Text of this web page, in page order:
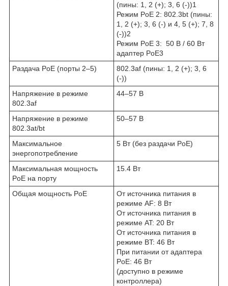
(пины: 1, 2 (+); 3, 6 (-))1
Режим PoE 2: 802.3bt (пины:
1, 2 (+); 3, 6 (-) и 4, 5 (+); 7, 8
(-))2
Режим PoE 3: 50 В / 60 Вт
адаптер PoE3
Раздача PoE (порты 2–5)
802.3af (пины: 1, 2 (+); 3, 6
(-))
Напряжение в режиме
802.3af
44–57 В
Напряжение в режиме
802.3at/bt
50–57 В
Максимальное
энергопотребление
5 Вт (без раздачи PoE)
Максимальная мощность
PoE на порту
15.4 Вт
Общая мощность PoE
От источника питания в
режиме AF: 8 Вт
От источника питания в
режиме AT: 20 Вт
От источника питания в
режиме BT: 46 Вт
При питании от адаптера
PoE: 46 Вт
(доступно в режиме
контроллера)